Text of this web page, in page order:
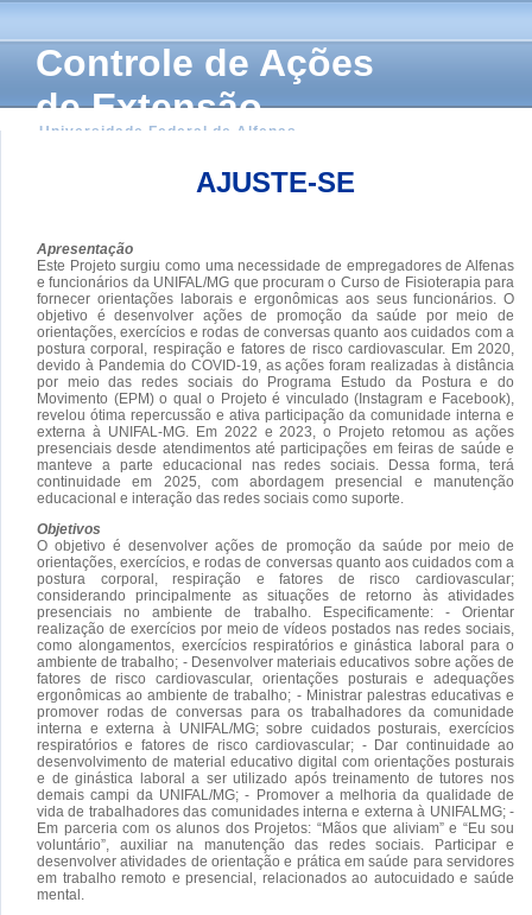
Controle de Ações
de Extensão
Universidade Federal de Alfenas
AJUSTE-SE
Apresentação
Este Projeto surgiu como uma necessidade de empregadores de Alfenas
e funcionários da UNIFAL/MG que procuram o Curso de Fisioterapia para
fornecer orientações laborais e ergonômicas aos seus funcionários. O
objetivo é desenvolver ações de promoção da saúde por meio de
orientações, exercícios e rodas de conversas quanto aos cuidados com a
postura corporal, respiração e fatores de risco cardiovascular. Em 2020,
devido à Pandemia do COVID-19, as ações foram realizadas à distância
por meio das redes sociais do Programa Estudo da Postura e do
Movimento (EPM) o qual o Projeto é vinculado (Instagram e Facebook),
revelou ótima repercussão e ativa participação da comunidade interna e
externa à UNIFAL-MG. Em 2022 e 2023, o Projeto retomou as ações
presenciais desde atendimentos até participações em feiras de saúde e
manteve a parte educacional nas redes sociais. Dessa forma, terá
continuidade em 2025, com abordagem presencial e manutenção
educacional e interação das redes sociais como suporte.
Objetivos
O objetivo é desenvolver ações de promoção da saúde por meio de
orientações, exercícios, e rodas de conversas quanto aos cuidados com a
postura corporal, respiração e fatores de risco cardiovascular;
considerando principalmente as situações de retorno às atividades
presenciais no ambiente de trabalho. Especificamente: - Orientar
realização de exercícios por meio de vídeos postados nas redes sociais,
como alongamentos, exercícios respiratórios e ginástica laboral para o
ambiente de trabalho; - Desenvolver materiais educativos sobre ações de
fatores de risco cardiovascular, orientações posturais e adequações
ergonômicas ao ambiente de trabalho; - Ministrar palestras educativas e
promover rodas de conversas para os trabalhadores da comunidade
interna e externa à UNIFAL/MG; sobre cuidados posturais, exercícios
respiratórios e fatores de risco cardiovascular; - Dar continuidade ao
desenvolvimento de material educativo digital com orientações posturais
e de ginástica laboral a ser utilizado após treinamento de tutores nos
demais campi da UNIFAL/MG; - Promover a melhoria da qualidade de
vida de trabalhadores das comunidades interna e externa à UNIFALMG; -
Em parceria com os alunos dos Projetos: “Mãos que aliviam” e “Eu sou
voluntário”, auxiliar na manutenção das redes sociais. Participar e
desenvolver atividades de orientação e prática em saúde para servidores
em trabalho remoto e presencial, relacionados ao autocuidado e saúde
mental.